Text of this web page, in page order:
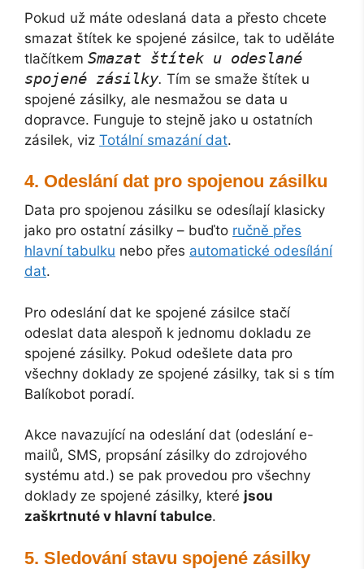
Pokud už máte odeslaná data a přesto chcete
smazat štítek ke spojené zásilce, tak to uděláte
tlačítkem Smazat štítek u odeslané
spojené zásilky. Tím se smaže štítek u
spojené zásilky, ale nesmažou se data u
dopravce. Funguje to stejně jako u ostatních
zásilek, viz Totální smazání dat.
Odeslání dat pro spojenou zásilku
Data pro spojenou zásilku se odesílají klasicky
jako pro ostatní zásilky – buďto ručně přes
hlavní tabulku nebo přes automatické odesílání
dat.
Pro odeslání dat ke spojené zásilce stačí
odeslat data alespoň k jednomu dokladu ze
spojené zásilky. Pokud odešlete data pro
všechny doklady ze spojené zásilky, tak si s tím
Balíkobot poradí.
Akce navazující na odeslání dat (odeslání e-
mailů, SMS, propsání zásilky do zdrojového
systému atd.) se pak provedou pro všechny
doklady ze spojené zásilky, které jsou
zaškrtnuté v hlavní tabulce.
Sledování stavu spojené zásilky